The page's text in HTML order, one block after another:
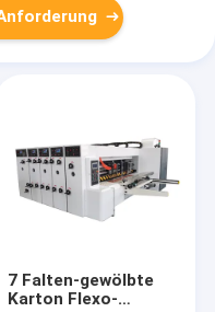
7 Falten-gewölbte
Karton Flexo-